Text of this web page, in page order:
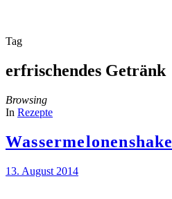
Tag
erfrischendes Getränk
Browsing
In Rezepte
Wassermelonenshake
13. August 2014